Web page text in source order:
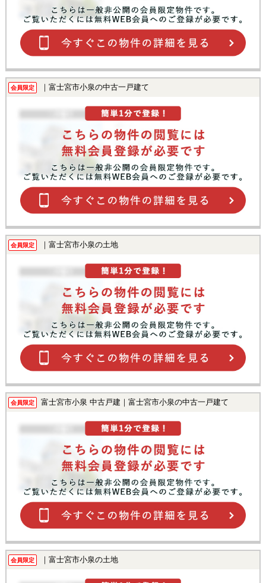
会員限定 ｜富士宮市小泉の中古一戸建て
会員限定 ｜富士宮市小泉の土地
会員限定 富士宮市小泉 中古戸建｜富士宮市小泉の中古一戸建て
会員限定 ｜富士宮市小泉の土地